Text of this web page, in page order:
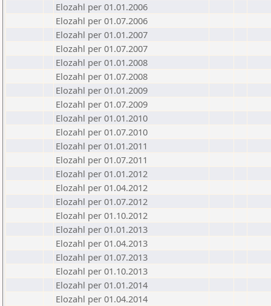
Elozahl per 01.01.2006
Elozahl per 01.07.2006
Elozahl per 01.01.2007
Elozahl per 01.07.2007
Elozahl per 01.01.2008
Elozahl per 01.07.2008
Elozahl per 01.01.2009
Elozahl per 01.07.2009
Elozahl per 01.01.2010
Elozahl per 01.07.2010
Elozahl per 01.01.2011
Elozahl per 01.07.2011
Elozahl per 01.01.2012
Elozahl per 01.04.2012
Elozahl per 01.07.2012
Elozahl per 01.10.2012
Elozahl per 01.01.2013
Elozahl per 01.04.2013
Elozahl per 01.07.2013
Elozahl per 01.10.2013
Elozahl per 01.01.2014
Elozahl per 01.04.2014